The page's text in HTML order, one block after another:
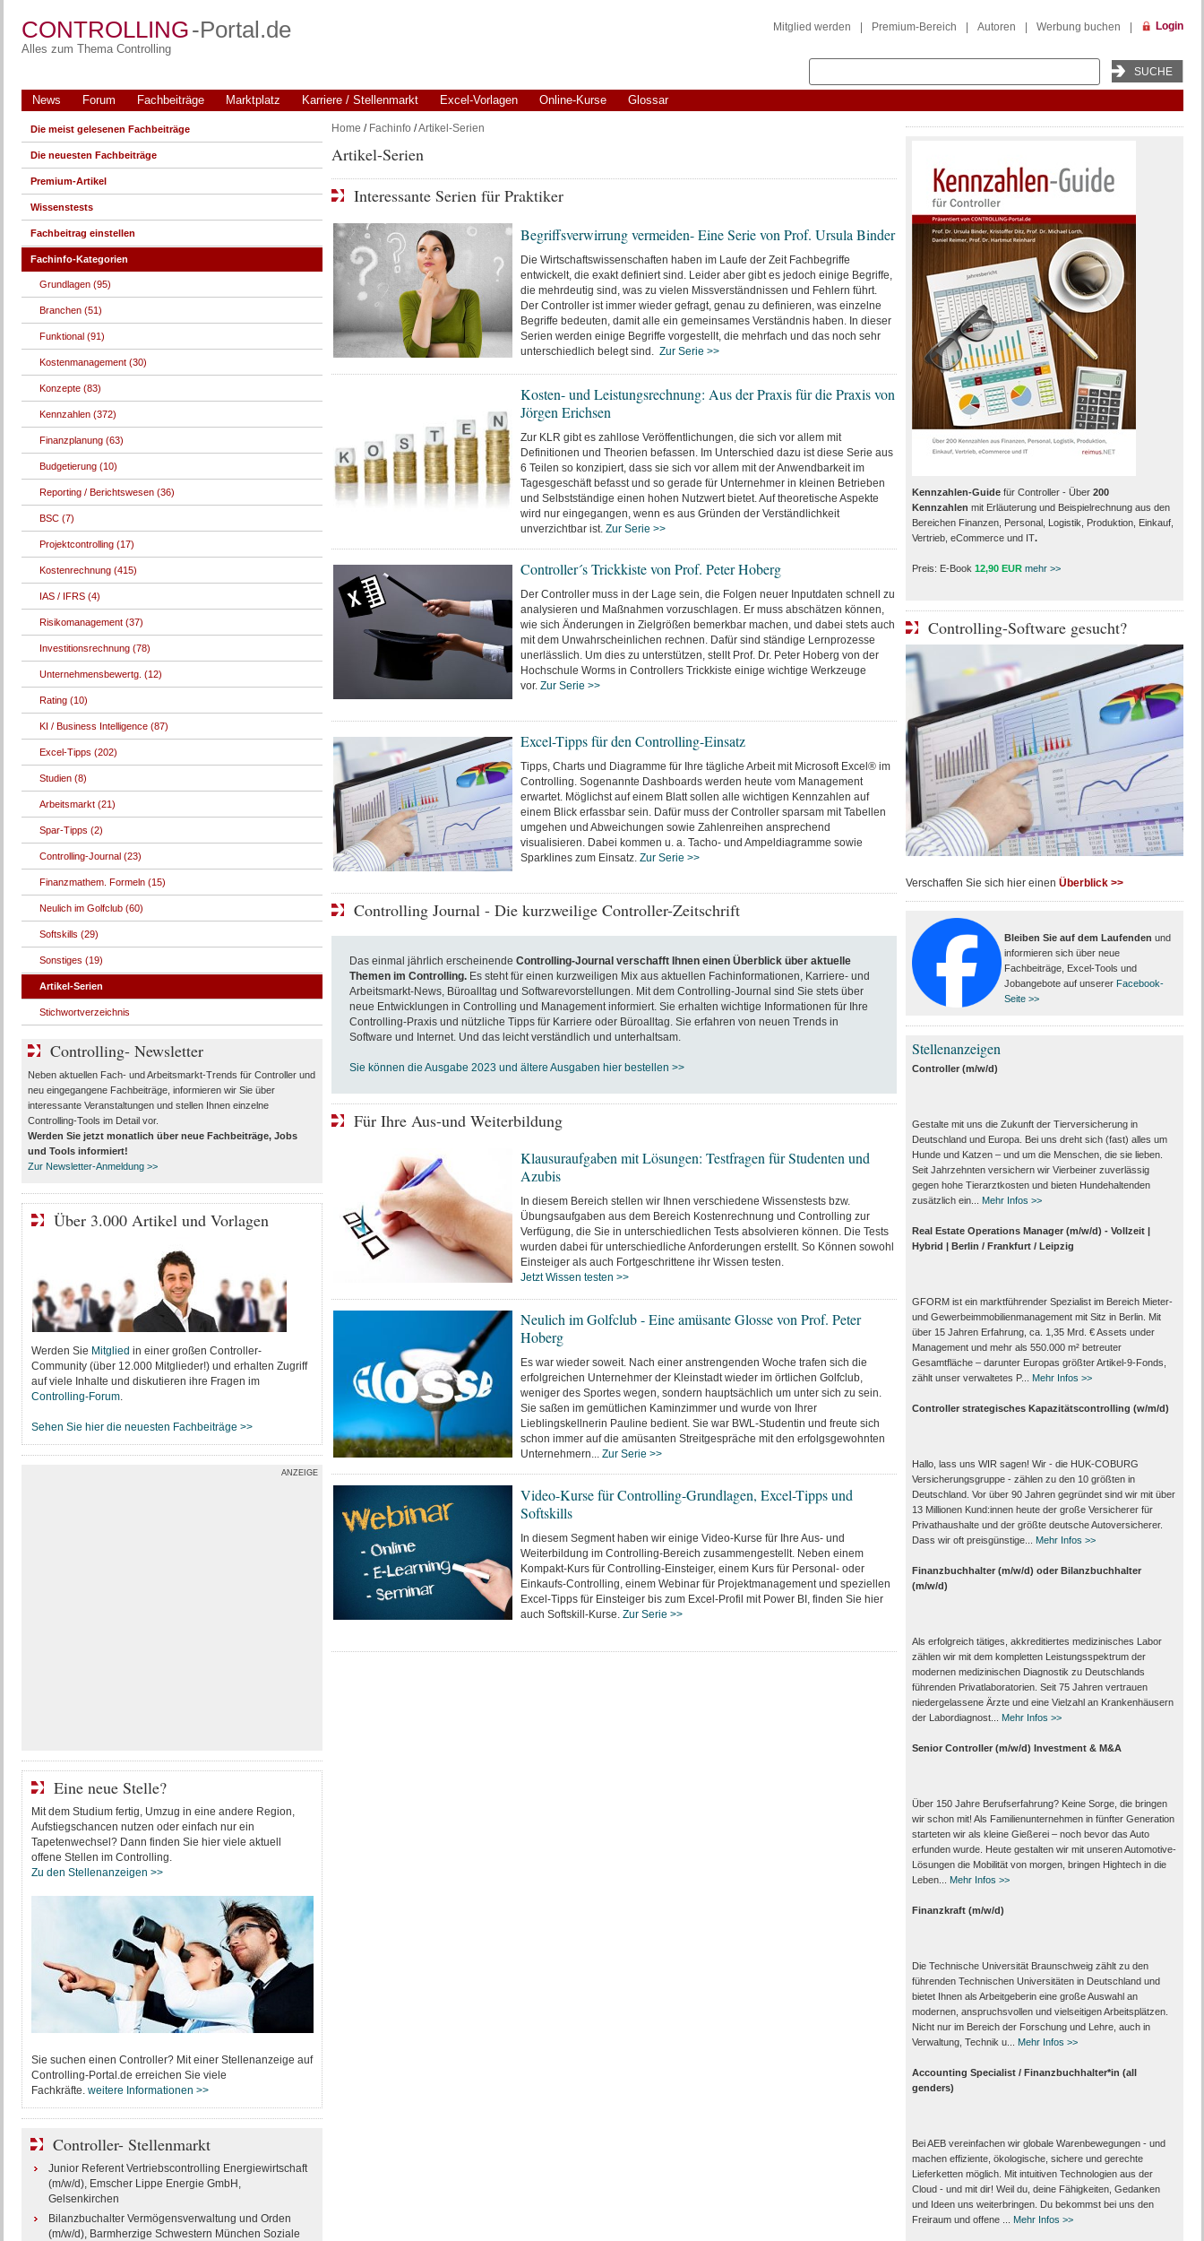
CONTROLLING-Portal.de
Alles zum Thema Controlling
Mitglied werden Premium-Bereich Autoren Werbung buchen Login
News Forum Fachbeiträge Marktplatz Karriere / Stellenmarkt Excel-Vorlagen Online-Kurse Glossar
Home / Fachinfo /Artikel-Serien
Artikel-Serien
Interessante Serien für Praktiker
Begriffsverwirrung vermeiden- Eine Serie von Prof. Ursula Binder
Die Wirtschaftswissenschaften haben im Laufe der Zeit Fachbegriffe
entwickelt, die exakt definiert sind. Leider aber gibt es jedoch einige Begriffe,
die mehrdeutig sind, was zu vielen Missverständnissen und Fehlern führt.
Der Controller ist immer wieder gefragt, genau zu definieren, was einzelne
Begriffe bedeuten, damit alle ein gemeinsames Verständnis haben. In dieser
Serien werden einige Begriffe vorgestellt, die mehrfach und das noch sehr
unterschiedlich belegt sind. Zur Serie >>
Kosten- und Leistungsrechnung: Aus der Praxis für die Praxis von
Jörgen Erichsen
Zur KLR gibt es zahllose Veröffentlichungen, die sich vor allem mit
Definitionen und Theorien befassen. Im Unterschied dazu ist diese Serie aus
6 Teilen so konzipiert, dass sie sich vor allem mit der Anwendbarkeit im
Tagesgeschäft befasst und so gerade für Unternehmer in kleinen Betrieben
und Selbstständige einen hohen Nutzwert bietet. Auf theoretische Aspekte
wird nur eingegangen, wenn es aus Gründen der Verständlichkeit
unverzichtbar ist. Zur Serie >>
Controller´s Trickkiste von Prof. Peter Hoberg
Der Controller muss in der Lage sein, die Folgen neuer Inputdaten schnell zu
analysieren und Maßnahmen vorzuschlagen. Er muss abschätzen können,
wie sich Änderungen in Zielgrößen bemerkbar machen, und dabei stets auch
mit dem Unwahrscheinlichen rechnen. Dafür sind ständige Lernprozesse
unerlässlich. Um dies zu unterstützen, stellt Prof. Dr. Peter Hoberg von der
Hochschule Worms in Controllers Trickkiste einige wichtige Werkzeuge
vor. Zur Serie >>
Excel-Tipps für den Controlling-Einsatz
Tipps, Charts und Diagramme für Ihre tägliche Arbeit mit Microsoft Excel® im
Controlling. Sogenannte Dashboards werden heute vom Management
erwartet. Möglichst auf einem Blatt sollen alle wichtigen Kennzahlen auf
einem Blick erfassbar sein. Dafür muss der Controller sparsam mit Tabellen
umgehen und Abweichungen sowie Zahlenreihen ansprechend
visualisieren. Dabei kommen u. a. Tacho- und Ampeldiagramme sowie
Sparklines zum Einsatz. Zur Serie >>
Controlling Journal - Die kurzweilige Controller-Zeitschrift
Das einmal jährlich erscheinende Controlling-Journal verschafft Ihnen einen Überblick über aktuelle
Themen im Controlling. Es steht für einen kurzweiligen Mix aus aktuellen Fachinformationen, Karriere- und
Arbeitsmarkt-News, Büroalltag und Softwarevorstellungen. Mit dem Controlling-Journal sind Sie stets über
neue Entwicklungen in Controlling und Management informiert. Sie erhalten wichtige Informationen für Ihre
Controlling-Praxis und nützliche Tipps für Karriere oder Büroalltag. Sie erfahren von neuen Trends in
Software und Internet. Und das leicht verständlich und unterhaltsam.
Sie können die Ausgabe 2023 und ältere Ausgaben hier bestellen >>
Für Ihre Aus-und Weiterbildung
Klausuraufgaben mit Lösungen: Testfragen für Studenten und
Azubis
In diesem Bereich stellen wir Ihnen verschiedene Wissenstests bzw.
Übungsaufgaben aus dem Bereich Kostenrechnung und Controlling zur
Verfügung, die Sie in unterschiedlichen Tests absolvieren können. Die Tests
wurden dabei für unterschiedliche Anforderungen erstellt. So Können sowohl
Einsteiger als auch Fortgeschrittene ihr Wissen testen.
Jetzt Wissen testen >>
Neulich im Golfclub - Eine amüsante Glosse von Prof. Peter
Hoberg
Es war wieder soweit. Nach einer anstrengenden Woche trafen sich die
erfolgreichen Unternehmer der Kleinstadt wieder im örtlichen Golfclub,
weniger des Sportes wegen, sondern hauptsächlich um unter sich zu sein.
Sie saßen im gemütlichen Kaminzimmer und wurde von Ihrer
Lieblingskellnerin Pauline bedient. Sie war BWL-Studentin und freute sich
schon immer auf die amüsanten Streitgespräche mit den erfolgsgewohnten
Unternehmern... Zur Serie >>
Video-Kurse für Controlling-Grundlagen, Excel-Tipps und
Softskills
In diesem Segment haben wir einige Video-Kurse für Ihre Aus- und
Weiterbildung im Controlling-Bereich zusammengestellt. Neben einem
Kompakt-Kurs für Controlling-Einsteiger, einem Kurs für Personal- oder
Einkaufs-Controlling, einem Webinar für Projektmanagement und speziellen
Excel-Tipps für Einsteiger bis zum Excel-Profil mit Power BI, finden Sie hier
auch Softskill-Kurse. Zur Serie >>
Die meist gelesenen Fachbeiträge
Die neuesten Fachbeiträge
Premium-Artikel
Wissenstests
Fachbeitrag einstellen
Fachinfo-Kategorien
Grundlagen (95)
Branchen (51)
Funktional (91)
Kostenmanagement (30)
Konzepte (83)
Kennzahlen (372)
Finanzplanung (63)
Budgetierung (10)
Reporting / Berichtswesen (36)
BSC (7)
Projektcontrolling (17)
Kostenrechnung (415)
IAS / IFRS (4)
Risikomanagement (37)
Investitionsrechnung (78)
Unternehmensbewertg. (12)
Rating (10)
KI / Business Intelligence (87)
Excel-Tipps (202)
Studien (8)
Arbeitsmarkt (21)
Spar-Tipps (2)
Controlling-Journal (23)
Finanzmathem. Formeln (15)
Neulich im Golfclub (60)
Softskills (29)
Sonstiges (19)
Artikel-Serien
Stichwortverzeichnis
Controlling- Newsletter
Neben aktuellen Fach- und Arbeitsmarkt-Trends für Controller und
neu eingegangene Fachbeiträge, informieren wir Sie über
interessante Veranstaltungen und stellen Ihnen einzelne
Controlling-Tools im Detail vor.
Werden Sie jetzt monatlich über neue Fachbeiträge, Jobs
und Toolsinformiert!
Zur Newsletter-Anmeldung >>
Über 3.000 Artikel und Vorlagen
Werden Sie Mitglied in einer großen Controller-
Community (über 12.000 Mitglieder!) und erhalten Zugriff
auf viele Inhalte und diskutieren ihre Fragen im
Controlling-Forum.
Sehen Sie hier die neuesten Fachbeiträge >>
ANZEIGE
Eine neue Stelle?
Mit dem Studium fertig, Umzug in eine andere Region,
Aufstiegschancen nutzen oder einfach nur ein
Tapetenwechsel? Dann finden Sie hier viele aktuell
offene Stellen im Controlling.
Zu den Stellenanzeigen >>
Sie suchen einen Controller? Mit einer Stellenanzeige auf
Controlling-Portal.de erreichen Sie viele
Fachkräfte. weitere Informationen >>
Controller- Stellenmarkt
Junior Referent Vertriebscontrolling Energiewirtschaft
(m/w/d), Emscher Lippe Energie GmbH,
Gelsenkirchen
Bilanzbuchalter Vermögensverwaltung und Orden
(m/w/d), Barmherzige Schwestern München Soziale
Kennzahlen-Guidefür Controller - Über 200
Kennzahlen mit Erläuterung und Beispielrechnung aus den
Bereichen Finanzen, Personal, Logistik, Produktion, Einkauf,
Vertrieb, eCommerce und IT.
Preis: E-Book 12,90 EUR mehr >>
Controlling-Software gesucht?
Verschaffen Sie sich hier einen Überblick >>
Bleiben Sie auf dem Laufenden und
informieren sich über neue
Fachbeiträge, Excel-Tools und
Jobangebote auf unserer Facebook-
Seite >>
Stellenanzeigen
Controller (m/w/d)
Gestalte mit uns die Zukunft der Tierversicherung in
Deutschland und Europa. Bei uns dreht sich (fast) alles um
Hunde und Katzen – und um die Menschen, die sie lieben.
Seit Jahrzehnten versichern wir Vierbeiner zuverlässig
gegen hohe Tierarztkosten und bieten Hundehaltenden
zusätzlich ein...
Mehr Infos >>
Real Estate Operations Manager (m/w/d) - Vollzeit |
Hybrid | Berlin / Frankfurt / Leipzig
GFORM ist ein marktführender Spezialist im Bereich Mieter-
und Gewerbeimmobilienmanagement mit Sitz in Berlin. Mit
über 15 Jahren Erfahrung, ca. 1,35 Mrd. € Assets under
Management und mehr als 550.000 m² betreuter
Gesamtfläche – darunter Europas größter Artikel-9-Fonds,
zählt unser verwaltetes P...
Mehr Infos >>
Controller strategisches Kapazitätscontrolling (w/m/d)
Hallo, lass uns WIR sagen! Wir - die HUK-COBURG
Versicherungsgruppe - zählen zu den 10 größten in
Deutschland. Vor über 90 Jahren gegründet sind wir mit über
13 Millionen Kund:innen heute der große Versicherer für
Privathaushalte und der größte deutsche Autoversicherer.
Dass wir oft preisgünstige...
Mehr Infos >>
Finanzbuchhalter (m/w/d) oder Bilanzbuchhalter
(m/w/d)
Als erfolgreich tätiges, akkreditiertes medizinisches Labor
zählen wir mit dem kompletten Leistungs­spektrum der
modernen medizinischen Diagnostik zu Deutschlands
führenden Privat­laboratorien. Seit 75 Jahren vertrauen
nieder­gelassene Ärzte und eine Vielzahl an Kranken­häusern
der Labor­diagnost...
Mehr Infos >>
Senior Controller (m/w/d) Investment & M&A
Über 150 Jahre Berufserfahrung? Keine Sorge, die bringen
wir schon mit! Als Familienunternehmen in fünfter Generation
starteten wir als kleine Gießerei – noch bevor das Auto
erfunden wurde. Heute gestalten wir mit unseren Automotive-
Lösungen die Mobilität von morgen, bringen Hightech in die
Leben...
Mehr Infos >>
Finanzkraft (m/w/d)
Die Technische Universität Braunschweig zählt zu den
führenden Technischen Universitäten in Deutschland und
bietet Ihnen als Arbeit­geberin eine große Auswahl an
modernen, anspruchsvollen und vielseitigen Arbeits­plätzen.
Nicht nur im Bereich der Forschung und Lehre, auch in
Verwaltung, Technik u...
Mehr Infos >>
Accounting Specialist / Finanzbuchhalter*in (all
genders)
Bei AEB vereinfachen wir globale Warenbewegungen - und
machen effiziente, ökologische, sichere und gerechte
Lieferketten möglich. Mit intuitiven Technologien aus der
Cloud - und mit dir! Weil du, deine Fähigkeiten, Gedanken
und Ideen uns weiterbringen. Du bekommst bei uns den
Freiraum und offene ...
Mehr Infos >>